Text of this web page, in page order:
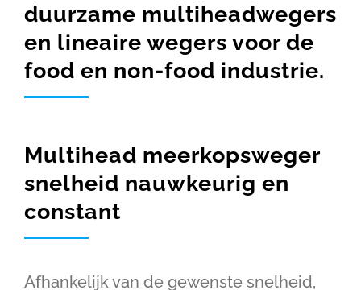
duurzame multiheadwegers
en lineaire wegers voor de
food en non-food industrie.
Multihead meerkopsweger
snelheid nauwkeurig en
constant
Afhankelijk van de gewenste snelheid,